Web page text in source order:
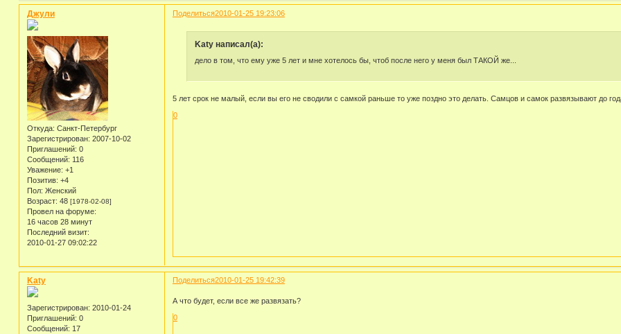
Поделиться2010-01-25 19:23:06
Джули
Откуда: Санкт-Петербург
Зарегистрирован: 2007-10-02
Приглашений: 0
Сообщений: 116
Уважение: +1
Позитив: +4
Пол: Женский
Возраст: 48 [1978-02-08]
Провел на форуме:
16 часов 28 минут
Последний визит:
2010-01-27 09:02:22
Katy написал(а):
дело в том, что ему уже 5 лет и мне хотелось бы, чтоб после него у меня был ТАКОЙ же...
5 лет срок не малый, если вы его не сводили с самкой раньше то уже поздно это делать. Самцов и самок развязывают до
0
Поделиться2010-01-25 19:42:39
Katy
Зарегистрирован: 2010-01-24
Приглашений: 0
Сообщений: 17
А что будет, если все же развязать?
0